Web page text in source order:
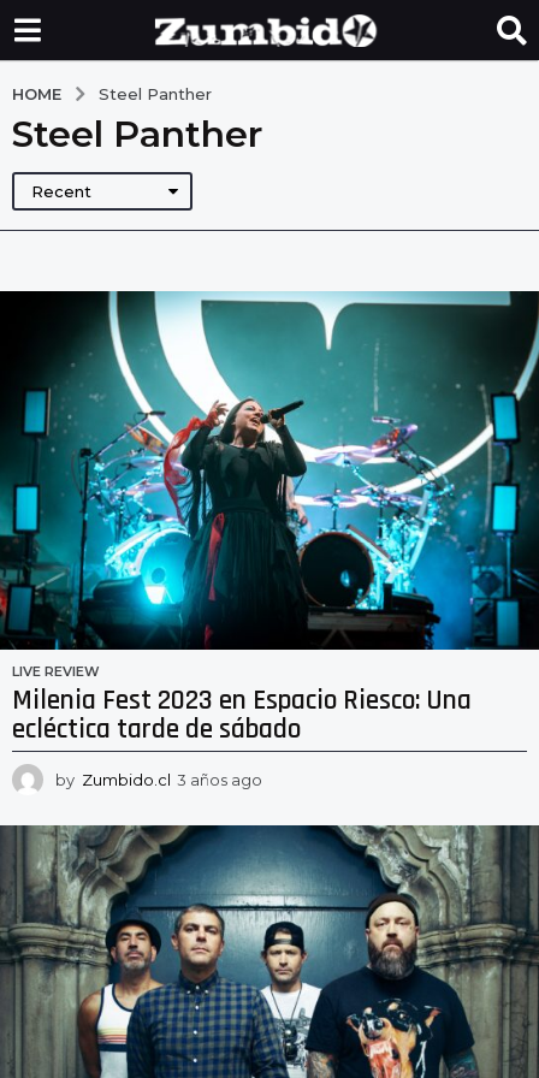
HOME Steel Panther
Steel Panther
Recent
LIVE REVIEW
Milenia Fest 2023 en Espacio Riesco: Una
ecléctica tarde de sábado
by Zumbido.cl 3 años ago
ñ
s
a
g
o